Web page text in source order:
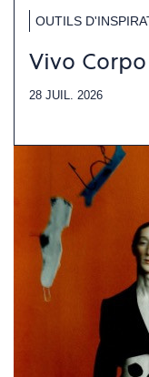
OUTILS
Vivo Corpo
28 JUIL. 2026